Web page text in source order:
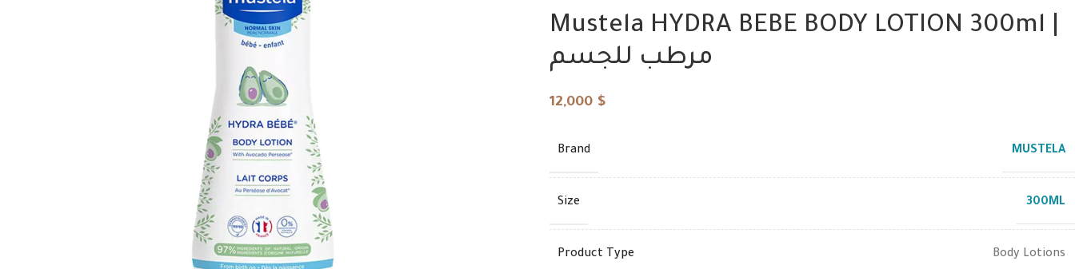
Mustela HYDRA BEBE BODY LOTION 300ml |
مرطب للجسم
12,000 $
Brand MUSTELA
Size 300ML
Product Type Body Lotions